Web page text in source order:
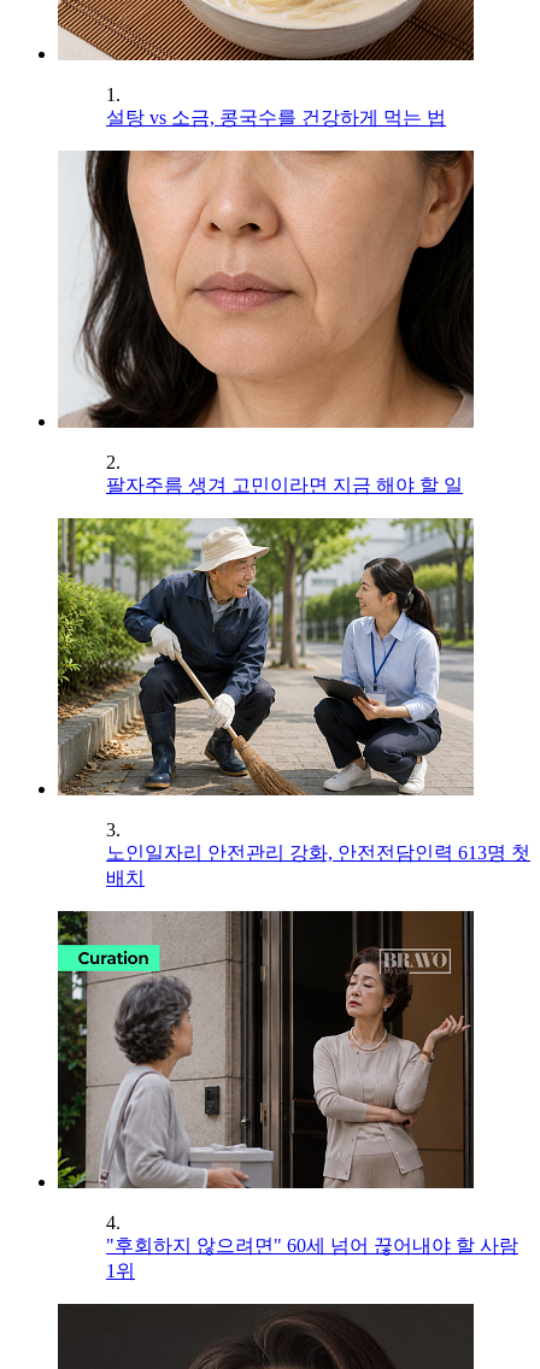
1.
설탕 vs 소금, 콩국수를 건강하게 먹는 법
2.
팔자주름 생겨 고민이라면 지금 해야 할 일
3.
노인일자리 안전관리 강화, 안전전담인력 613명 첫
배치
4.
"후회하지 않으려면" 60세 넘어 끊어내야 할 사람
1위